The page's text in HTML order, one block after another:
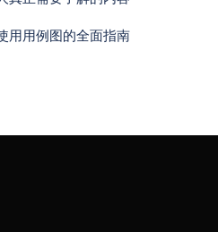
用用例图的全面指南